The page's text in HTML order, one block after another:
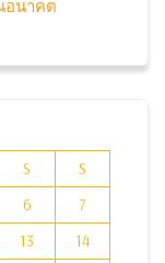
อนาคต
S
S
6
7
13
14